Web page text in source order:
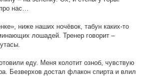
нас…
ниже наших ночёвок, табун каких-то
лошадей. Тренер говорит –
еду. Меня колотит озноб, чувствую
Безверхов достал флакон спирта и влил